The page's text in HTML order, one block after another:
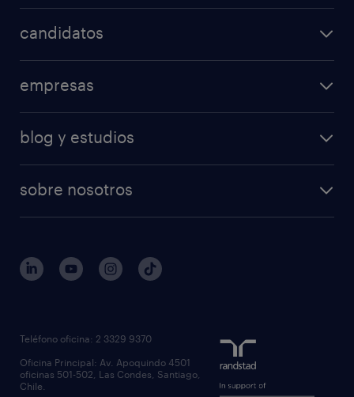
candidatos
empresas
blog y estudios
sobre nosotros
Teléfono oficina: 2 3329 9370
Oficina Principal: Av. Apoquindo 4501
oficinas 501-502, Las Condes, Santiago,
Chile.